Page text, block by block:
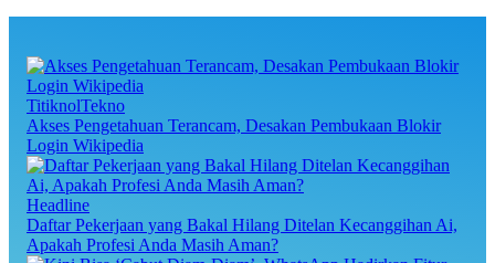
TitiknolTekno
Akses Pengetahuan Terancam, Desakan Pembukaan Blokir
Login Wikipedia
Headline
Daftar Pekerjaan yang Bakal Hilang Ditelan Kecanggihan Ai,
Apakah Profesi Anda Masih Aman?